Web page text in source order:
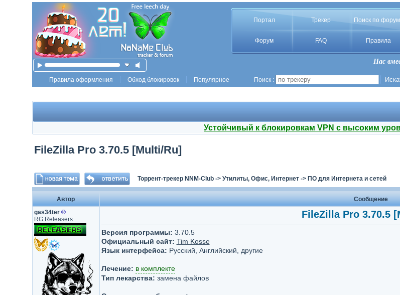
Портал Трекер Поиск по
Форум FAQ Правила
Нас
Правила оформления Обход блокировок Популярное Поиск :
Устойчивый к блокировкам VPN с высоким
FileZilla Pro 3.70.5 [Multi/Ru]
Торрент-трекер NNM-Club-> Утилиты, Офис, Интернет-> ПО для Интернета и сетей
Автор
Сообщение
gas34ter ®
RG Releasers
FileZilla Pro 3.70.5
Версия программы: 3.70.5
Официальный сайт: Tim Kosse
Язык интерфейса: Русский, Английский, другие
Лечение: в комплекте
Тип лекарства: замена файлов